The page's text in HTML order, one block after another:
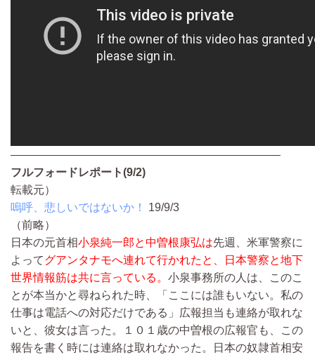
————————————————————————
フルフォードレポート(9/2)
転載元）
嗚呼、悲しいではないか！
19/9/3
（前略）
日本の元首相小泉純一郎と中曽根康弘は先週、米軍警察に
よってグアンタナモへ連れて行かれたと、日本警察と地下
世界情報筋は共に言っている。 小泉事務所の人は、このこ
とが本当かと尋ねられた時、「ここには誰もいない。私の
仕事は電話への対応だけである」広報担当も連絡が取れな
いと、彼女は言った。１０１歳の中曽根の広報官も、この
報告を書く時には連絡は取れなかった。日本の奴隷首相安